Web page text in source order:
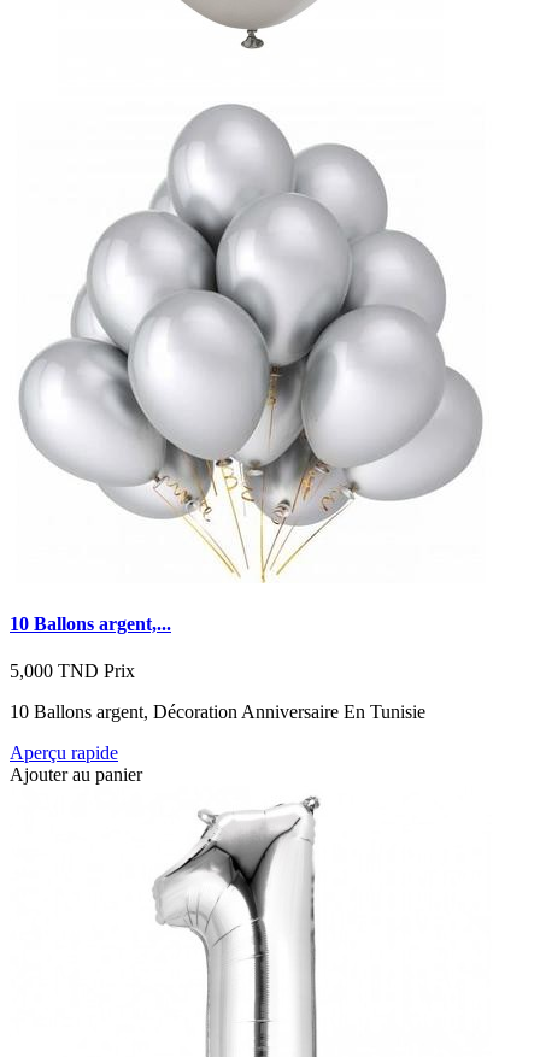
10 Ballons argent,...
5,000 TND Prix
10 Ballons argent, Décoration Anniversaire En Tunisie
Aperçu rapide
Ajouter au panier